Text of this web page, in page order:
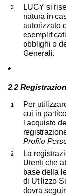
LUCY si
natura in
autorizzato
obblighi o
Generali.
*
2.2
Per
cui in
l’acquisto
Profilo
La
Utenti che
base della
di Utilizzo
dovrà